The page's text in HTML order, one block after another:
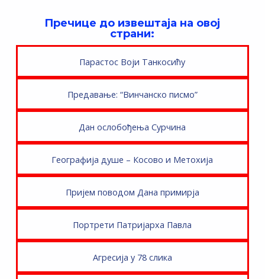
Пречице до извештаја на овој
страни:
Парастос Воји Танкосићу
Предавање: “Винчанско писмо”
Дан ослобођења Сурчина
Географија душе – Косово и Метохија
Пријем поводом Дана примирја
Портрети Патријарха Павла
Агресија у 78 слика